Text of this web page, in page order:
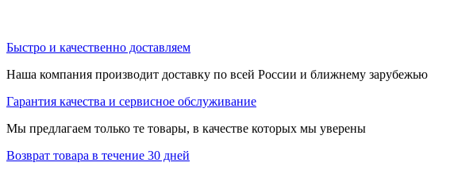
Быстро и качественно доставляем
Наша компания производит доставку по всей России и ближнему зарубежью
Гарантия качества и сервисное обслуживание
Мы предлагаем только те товары, в качестве которых мы уверены
Возврат товара в течение 30 дней